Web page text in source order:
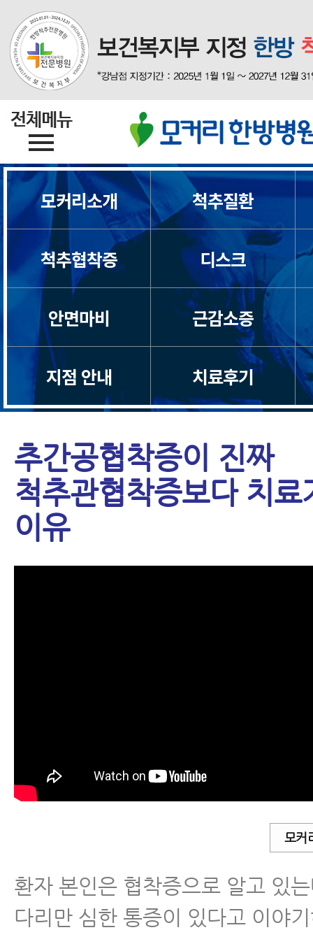
모커리소개 척추질환
척추협착증 디스크
안면마비 근감소증
지점 안내 치료후기
추간공협착증이 진짜
척추관협착증보다 치료
이유
모커
환자 본인은 협착증으로 알고 있
다리만 심한 통증이 있다고 이야